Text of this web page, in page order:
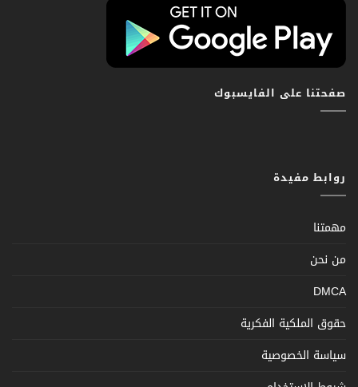
صفحتنا على الفايسبوك
روابط مفيدة
مهمتنا
من نحن
DMCA
حقوق الملكية الفكرية
سياسة الخصوصية